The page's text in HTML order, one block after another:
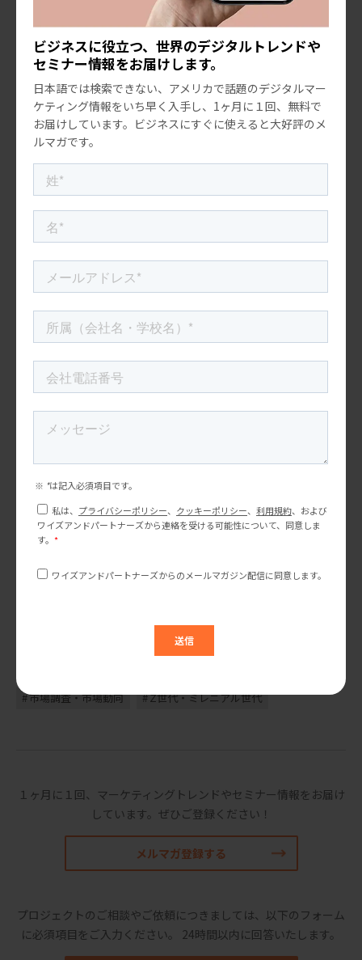
ビジネスに役立つ、世界のデジタルトレンドや
セミナー情報をお届けします。
日本語では検索できない、アメリカで話題のデジタルマー
ケティング情報をいち早く入手し、1ヶ月に１回、無料で
お届けしています。ビジネスにすぐに使えると大好評のメ
ルマガです。
付きのメディアを自ら好んで見て
ミレ二アル世代 vs Z世代。その特
徴や違い、それぞれに適したデジ
タルマーケティング戦略とは？
近年、多くの企業やマーケターに
ら1996年生まれのミレニアル世代
と、1997年から2012年生まれのZ
世代です。「若者」と総称してひと
つのグループに括っている企業も
米国マーケティングトレンド研究会
【2022米国の消費者調査】ミレニ
アル世代とZ世代の消費行動：3つ
の重要なショッピング傾向
今や消費者層の中で最も大きな割
合を占めるのが、ミレニアル世代
とZ世代です。彼らの消費行動、ラ
イフスタイルやニーズをきちんと
把握することが、ビジネス戦略上
とても重要になってきます。彼らは
あり、 […]
参照元：
The Influencer Report Engaging Gen Z and Millenni
Facebook publishes new guide to influencer marke
ting and its rising benefit
How to take your business global with influencer
Mock channel for underwhelming advent calendar
市場調査・市場動向 Z世代・ミレニアル世代
１ヶ月に１回、マーケティングトレンドやセミナー情報をお届け
しています。 ぜひご登録ください！
メルマガ登録する
プロジェクトのご相談やご依頼につきましては、以下のフォーム
に必須項目をご入力ください。
24時間以内に回答いたします。